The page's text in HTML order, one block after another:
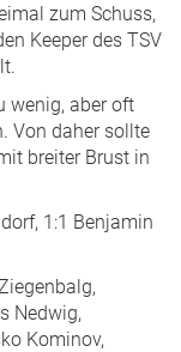
zum Schuss,
Keeper des TSV
wenig, aber oft
Von daher sollte
breiter Brust in
1:1 Benjamin
Nedwig,
Kominov,